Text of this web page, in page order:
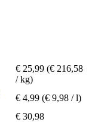
€ 25,99 (€ 216,58
/ kg)
€ 4,99 (€ 9,98 / l)
€ 30,98